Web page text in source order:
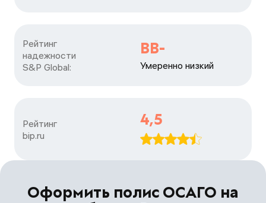
Рейтинг
надежности
S&P Global:
BB-
Умеренно низкий
Рейтинг
bip.ru
4,5
Оформить полис ОСАГО на